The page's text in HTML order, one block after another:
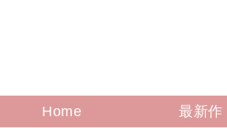
Home 最新作